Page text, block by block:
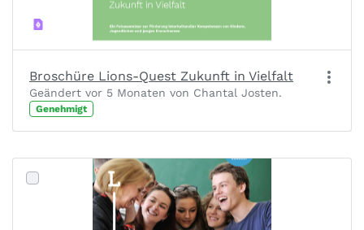
Broschüre Lions-Quest Zukunft in Vielfalt
Geändert vor 5 Monaten von Chantal Josten.
Genehmigt